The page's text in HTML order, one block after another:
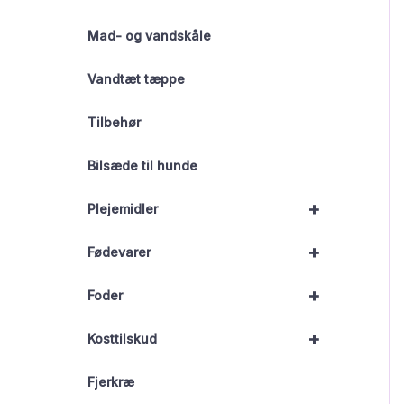
Mad- og vandskåle
Vandtæt tæppe
Tilbehør
Bilsæde til hunde
+
Plejemidler
+
Fødevarer
+
Foder
+
Kosttilskud
Fjerkræ